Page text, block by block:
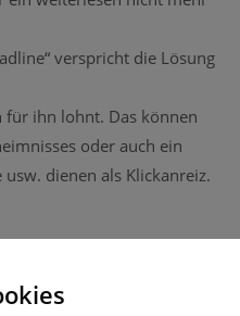
verspricht die Lösung
für ihn lohnt. Das können
oder auch ein
dienen als Klickanreiz.
nur das lesen zu müssen,
Tests wissen wir, dass